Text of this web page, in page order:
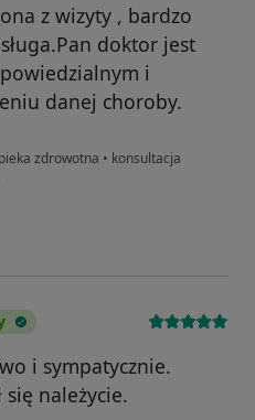
z wizyty , bardzo
doktor jest
i
danej choroby.
zdrowotna • konsultacja
i sympatycznie.
należycie.